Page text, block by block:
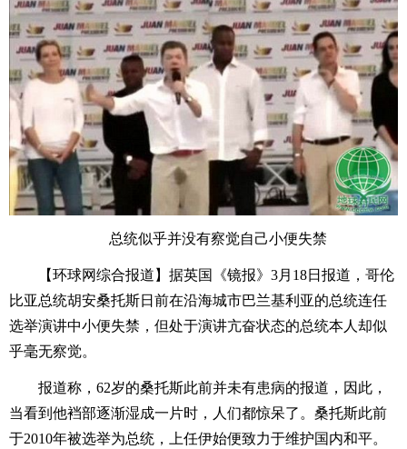
总统似乎并没有察觉自己小便失禁
【环球网综合报道】据英国《镜报》3月18日报道，哥伦
比亚总统胡安桑托斯日前在沿海城市巴兰基利亚的总统连任
选举演讲中小便失禁，但处于演讲亢奋状态的总统本人却似
乎毫无察觉。
报道称，62岁的桑托斯此前并未有患病的报道，因此，
当看到他裆部逐渐湿成一片时，人们都惊呆了。桑托斯此前
于2010年被选举为总统，上任伊始便致力于维护国内和平。